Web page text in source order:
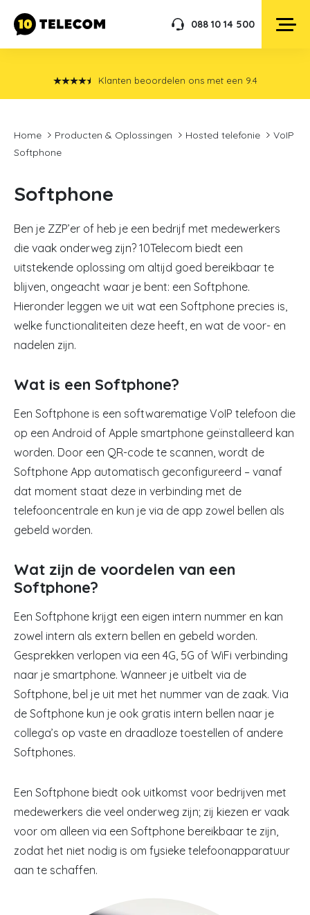
088 10 14 500
Klanten beoordelen ons met een 9.4
Home Producten & Oplossingen Hosted telefonie
VoIP
Softphone
Softphone
Ben je ZZP’er of heb je een bedrijf met medewerkers
die vaak onderweg zijn? 10Telecom biedt een
uitstekende oplossing om altijd goed bereikbaar te
blijven, ongeacht waar je bent: een Softphone.
Hieronder leggen we uit wat een Softphone precies is,
welke functionaliteiten deze heeft, en wat de voor- en
nadelen zijn.
Wat is een Softphone?
Een Softphone is een softwarematige VoIP telefoon die
op een Android of Apple smartphone geïnstalleerd kan
worden. Door een QR-code te scannen, wordt de
Softphone App automatisch geconfigureerd – vanaf
dat moment staat deze in verbinding met de
telefooncentrale en kun je via de app zowel bellen als
gebeld worden.
Wat zijn de voordelen van een
Softphone?
Een Softphone krijgt een eigen intern nummer en kan
zowel intern als extern bellen en gebeld worden.
Gesprekken verlopen via een 4G, 5G of WiFi verbinding
naar je smartphone. Wanneer je uitbelt via de
Softphone, bel je uit met het nummer van de zaak. Via
de Softphone kun je ook gratis intern bellen naar je
collega’s op vaste en draadloze toestellen of andere
Softphones.
Een Softphone biedt ook uitkomst voor bedrijven met
medewerkers die veel onderweg zijn; zij kiezen er vaak
voor om alleen via een Softphone bereikbaar te zijn,
zodat het niet nodig is om fysieke telefoonapparatuur
aan te schaffen.